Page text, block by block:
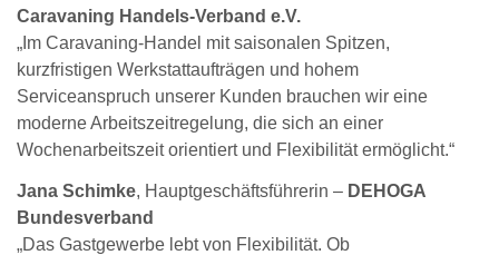
Caravaning Handels-Verband e.V.
„Im Caravaning-Handel mit saisonalen Spitzen,
kurzfristigen Werkstattaufträgen und hohem
Serviceanspruch unserer Kunden brauchen wir eine
moderne Arbeitszeitregelung, die sich an einer
Wochenarbeitszeit orientiert und Flexibilität ermöglicht.“
Jana Schimke, Hauptgeschäftsführerin – DEHOGA
Bundesverband
„Das Gastgewerbe lebt von Flexibilität. Ob